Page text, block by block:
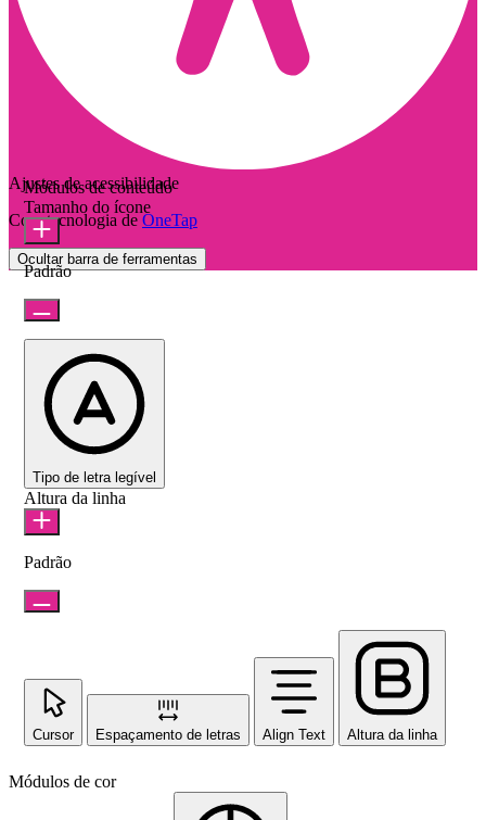
Ajustes de acessibilidade
Com tecnologia de OneTap
Ocultar barra de ferramentas
Módulos de conteúdo
Tamanho do ícone
Padrão
Tipo de letra legível
Altura da linha
Padrão
Cursor Espaçamento de letras Align Text Altura da linha
Módulos de cor